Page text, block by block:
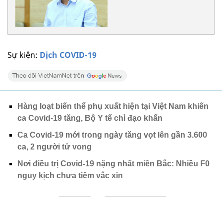
Sự kiện: Dịch COVID-19
Hàng loạt biến thể phụ xuất hiện tại Việt Nam khiến
ca Covid-19 tăng, Bộ Y tế chỉ đạo khẩn
Ca Covid-19 mới trong ngày tăng vọt lên gần 3.600
ca, 2 người tử vong
Nơi điều trị Covid-19 nặng nhất miền Bắc: Nhiều F0
nguy kịch chưa tiêm vắc xin